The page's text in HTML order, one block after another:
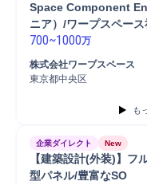
Space Component
ニア）/ワープスペース
700~1000万
株式会社ワープスペース
東京都中央区
も
企業ダイレクト New
【建築設計(外装)】フ
型パネル/豊富なSO